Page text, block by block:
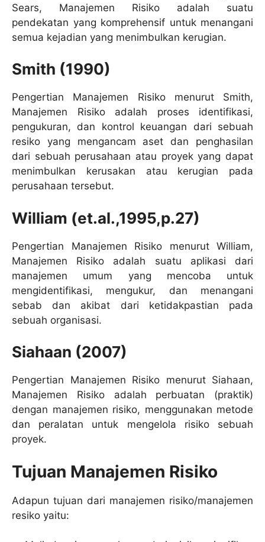
Sears, Manajemen Risiko adalah suatu
pendekatan yang komprehensif untuk menangani
semua kejadian yang menimbulkan kerugian.
Smith (1990)
Pengertian Manajemen Risiko menurut Smith,
Manajemen Risiko adalah proses identifikasi,
pengukuran, dan kontrol keuangan dari sebuah
resiko yang mengancam aset dan penghasilan
dari sebuah perusahaan atau proyek yang dapat
menimbulkan kerusakan atau kerugian pada
perusahaan tersebut.
William (et.al.,1995,p.27)
Pengertian Manajemen Risiko menurut William,
Manajemen Risiko adalah suatu aplikasi dari
manajemen umum yang mencoba untuk
mengidentifikasi, mengukur, dan menangani
sebab dan akibat dari ketidakpastian pada
sebuah organisasi.
Siahaan (2007)
Pengertian Manajemen Risiko menurut Siahaan,
Manajemen Risiko adalah perbuatan (praktik)
dengan manajemen risiko, menggunakan metode
dan peralatan untuk mengelola risiko sebuah
proyek.
Tujuan Manajemen Risiko
Adapun tujuan dari manajemen risiko/manajemen
resiko yaitu: